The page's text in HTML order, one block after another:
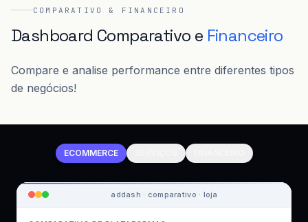
COMPARATIVO & FINANCEIRO
Dashboard Comparativo e Financeiro
Compare e analise performance entre diferentes tipos
de negócios!
ECOMMERCE
addash · comparativo · loja